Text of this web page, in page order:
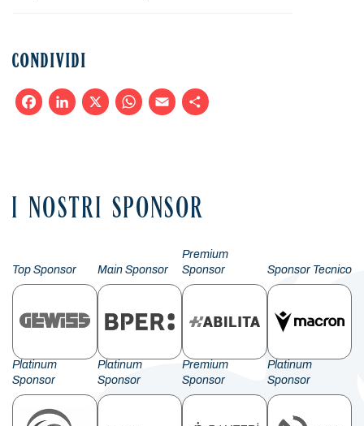
CONDIVIDI
I NOSTRI SPONSOR
Top Sponsor Main Sponsor
Premium
Sponsor
Sponsor Tecnico
Platinum
Sponsor
Platinum
Sponsor
Premium
Sponsor
Platinum
Sponsor